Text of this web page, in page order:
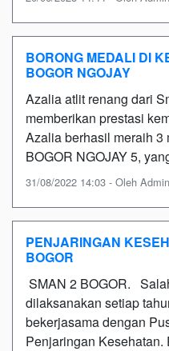
BORONG MEDALI DI
BOGOR NGOJAY
Azalia atlit renang dari
memberikan prestasi
Azalia berhasil meraih 3
BOGOR NGOJAY 5,
31/08/2022 14:03 - Oleh
PENJARINGAN
BOGOR
SMAN 2 BOGOR.
dilaksanakan setiap
bekerjasama dengan
Penjaringan Kesehatan.